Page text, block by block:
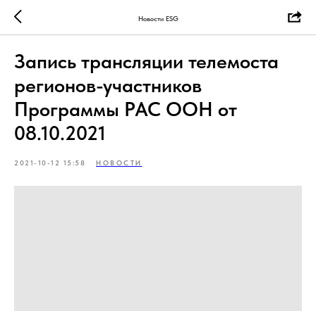
Новости ESG
Запись трансляции телемоста
регионов-участников
Программы РАС ООН от
08.10.2021
2021-10-12 15:58 НОВОСТИ